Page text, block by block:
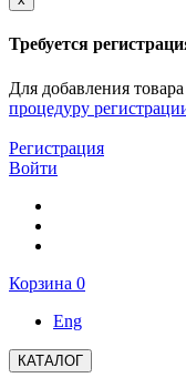
Требуется
Для добавления
процедуру
Регистрация
Войти
Корзина 0
Eng
КАТАЛОГ